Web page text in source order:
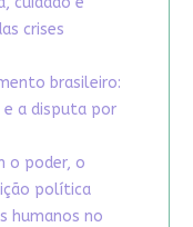
crises
brasileiro:
a disputa por
o poder, o
política
humanos no